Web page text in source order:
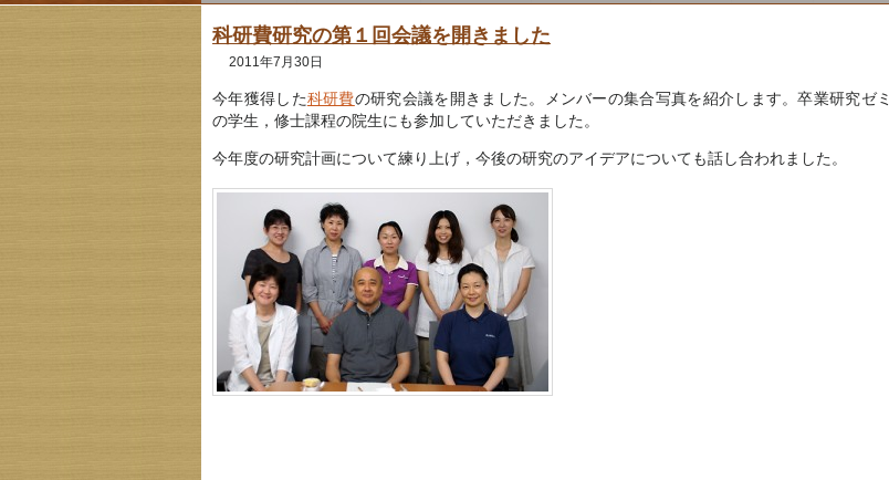
科研費研究の第１回会議を開きました
2011年7月30日
今年獲得した科研費の研究会議を開きました。メンバーの集合写真を紹介します。卒業研究ゼミ
の学生，修士課程の院生にも参加していただきました。
今年度の研究計画について練り上げ，今後の研究のアイデアについても話し合われました。